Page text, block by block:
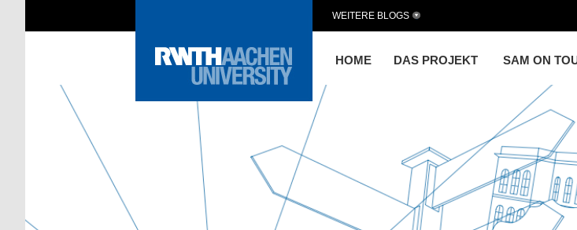
HOME DAS PROJEKT SAM ON
WEITERE BLOGS